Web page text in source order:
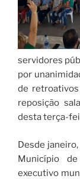
servidores
por
de
reposição
desta terça-
Desde
Município
executivo